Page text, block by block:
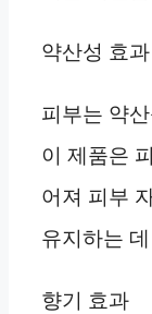
약산성 효과
피부는 약
이 제품은
어져 피부
유지하는
향기 효과